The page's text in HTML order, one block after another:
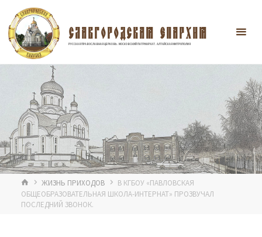
Перейти
содержимому
СЛАВГОРОДСКАЯ ЕПАРХИЯ
РУССКАЯ ПРАВОСЛАВНАЯ ЦЕРКОВЬ. МОСКОВСКИЙ ПАТРИАРХАТ. АЛТАЙСКАЯ МИТРОПОЛИЯ
ГЛАВНАЯ
ЖИЗНЬ ПРИХОДОВ
В КГБОУ «ПАВЛОВСКАЯ
ОБЩЕОБРАЗОВАТЕЛЬНАЯ ШКОЛА-ИНТЕРНАТ» ПРОЗВУЧАЛ
ПОСЛЕДНИЙ ЗВОНОК.